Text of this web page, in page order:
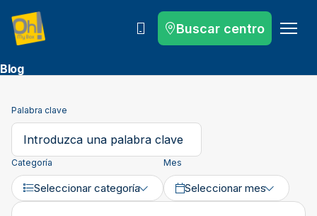
LlámanosBuscar centro
Blog
Palabra clave
Categoría
Seleccionar categoría
Mes
Seleccionar mes